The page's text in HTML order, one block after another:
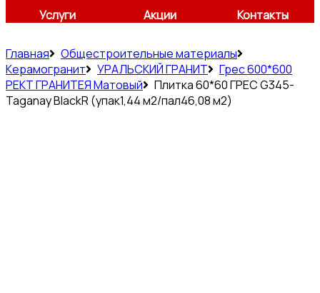
Услуги
Акции Контакты
Главная
Общестроительные материалы
Керамогранит
УРАЛЬСКИЙ ГРАНИТ
Грес 600*600
РЕКТ ГРАНИТЕЯ Матовый
Плитка 60*60 ГРЕС G345-
Taganay BlackR (упак1,44 м2/пал46,08 м2)